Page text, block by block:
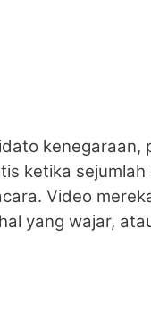
kenegaraan,
ketika sejumlah
Video
yang wajar,